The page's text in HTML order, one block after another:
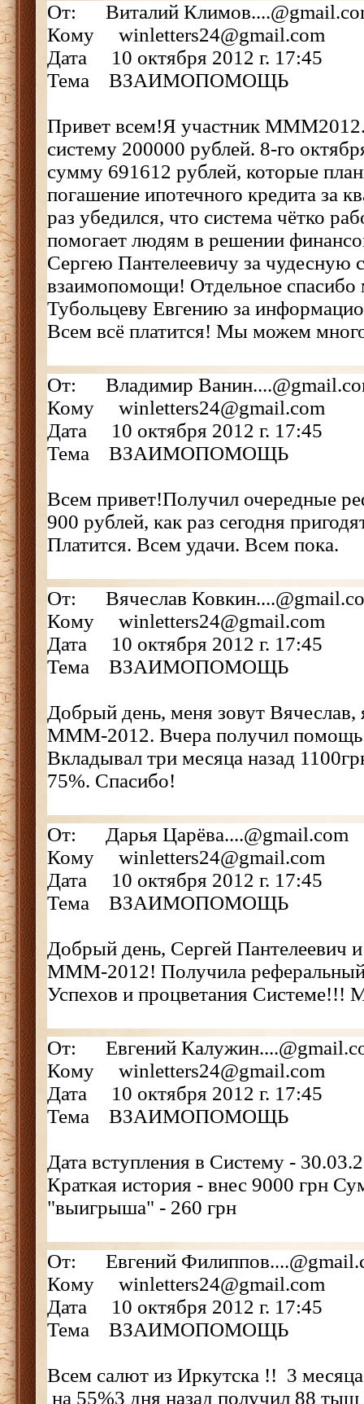
От: Виталий
Кому winletters24@gmail.com
Дата 10 октября 2012 г. 17:45
Тема ВЗАИМОПОМОЩЬ
Привет всем!Я участник
систему 200000 рублей. 8-го
сумму 691612 рублей, которые
погашение ипотечного кредита за
раз убедился, что система чётко
помогает людям в решении
Сергею Пантелеевичу за чудесную
взаимопомощи! Отдельное спасибо
Тубольцеву Евгению за
Всем всё платится! Мы можем
От: Владимир
Кому winletters24@gmail.com
Дата 10 октября 2012 г. 17:45
Тема ВЗАИМОПОМОЩЬ
Всем привет!Получил очередные
900 рублей, как раз сегодня
Платится. Всем удачи. Всем пока.
От: Вячеслав
Кому winletters24@gmail.com
Дата 10 октября 2012 г. 17:45
Тема ВЗАИМОПОМОЩЬ
Добрый день, меня зовут Вячеслав,
МММ-2012. Вчера получил помощь
Вкладывал три месяца назад
75%. Спасибо!
От: Дарья Царёва....@gmail.com
Кому winletters24@gmail.com
Дата 10 октября 2012 г. 17:45
Тема ВЗАИМОПОМОЩЬ
Добрый день, Сергей Пантелеевич
МММ-2012! Получила
Успехов и процветания
От: Евгений
Кому winletters24@gmail.com
Дата 10 октября 2012 г. 17:45
Тема ВЗАИМОПОМОЩЬ
Дата вступления в Систему -
Краткая история - внес 9000 грн
"выигрыша" - 260 грн
От: Евгений
Кому winletters24@gmail.com
Дата 10 октября 2012 г. 17:45
Тема ВЗАИМОПОМОЩЬ
Всем салют из Иркутска !! 3
на 55%3 дня назад получил 88